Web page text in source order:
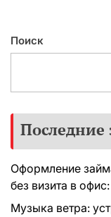
Поиск
Последние
Оформление
без визита в
Музыка ветра: